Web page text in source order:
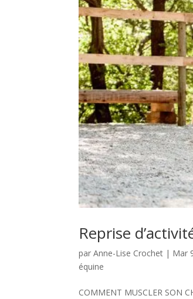
Reprise
parAnne-Lise Crochet | Mar
équine
COMMENT MUSCLER SON